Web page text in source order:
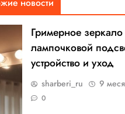
новости
Гримерное зеркало
лампочковой
устройство и уход
sharberi_ru 9
0